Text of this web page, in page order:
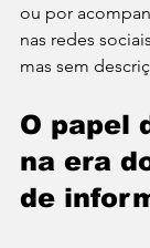
ou por
nas redes
mas sem
O papel
na era
de